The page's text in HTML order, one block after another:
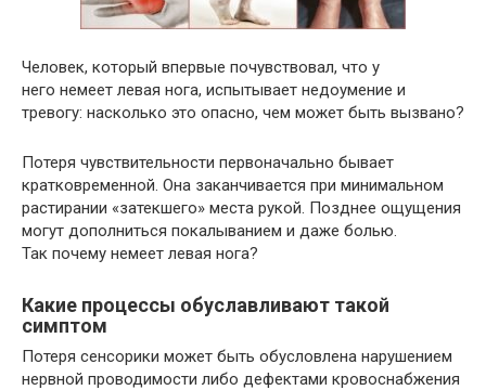
Человек, который впервые почувствовал, что у
него немеет левая нога, испытывает недоумение и
тревогу: насколько это опасно, чем может быть вызвано?
Потеря чувствительности первоначально бывает
кратковременной. Она заканчивается при минимальном
растирании «затекшего» места рукой. Позднее ощущения
могут дополниться покалыванием и даже болью.
Так почему немеет левая нога?
Какие процессы обуславливают такой
симптом
Потеря сенсорики может быть обусловлена нарушением
нервной проводимости либо дефектами кровоснабжения